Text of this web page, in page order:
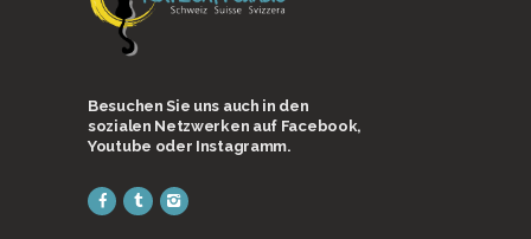
Besuchen Sie uns auch in den
sozialen Netzwerken auf Facebook,
Youtube oder Instagramm.